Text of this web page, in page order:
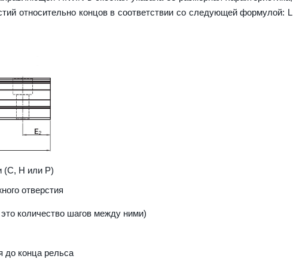
относительно концов в соответствии со следующей формулой: L
(С, H или Р)
отверстия
количество шагов между ними)
до конца рельса